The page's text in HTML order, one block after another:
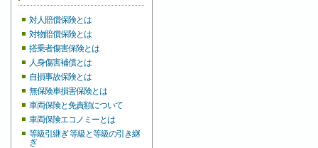
対人賠償保険とは
対物賠償保険とは
搭乗者傷害保険とは
人身傷害補償とは
自損事故保険とは
無保険車損害保険とは
車両保険と免責額について
車両保険エコノミーとは
等級引継ぎ 等級と等級の引き継
ぎ